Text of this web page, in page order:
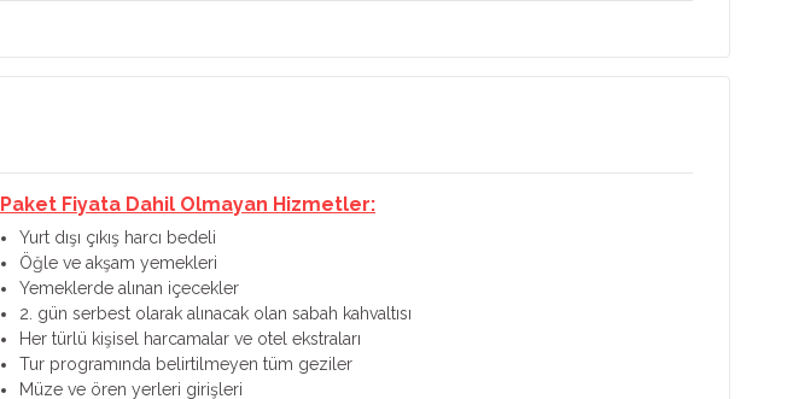
Paket Fiyata Dahil Olmayan Hizmetler:
Yurt dışı çıkış harcı bedeli
Öğle ve akşam yemekleri
Yemeklerde alınan içecekler
2. gün serbest olarak alınacak olan sabah kahvaltısı
Her türlü kişisel harcamalar ve otel ekstraları
Tur programında belirtilmeyen tüm geziler
Müze ve ören yerleri girişleri